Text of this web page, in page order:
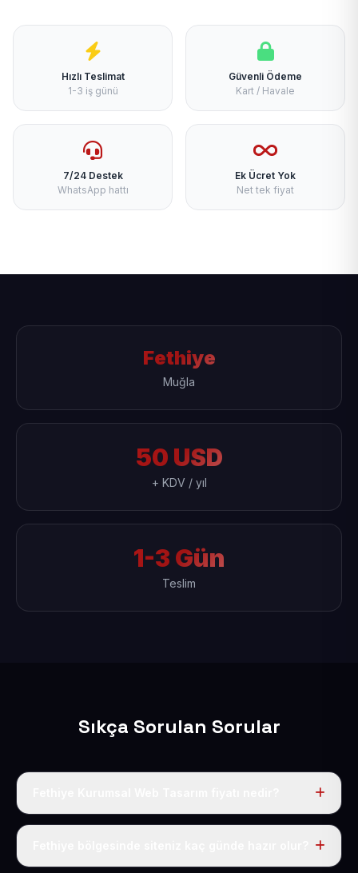
Hızlı Teslimat
1-3 iş günü
Güvenli Ödeme
Kart / Havale
7/24 Destek
WhatsApp hattı
Ek Ücret Yok
Net tek fiyat
Fethiye
Muğla
50 USD
+ KDV / yıl
1-3 Gün
Teslim
Sıkça Sorulan Sorular
Tek fiyat uygulanır: yıllık 50 USD + KDV. Bu bedele alan